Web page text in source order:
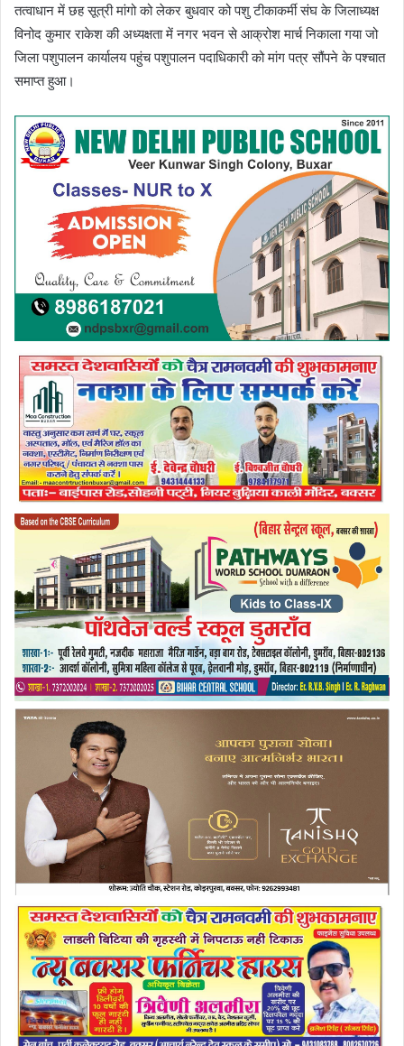
तत्वाधान में छह सूत्री मांगो को लेकर बुधवार को पशु टीकाकर्मी संघ के जिलाध्यक्ष
विनोद कुमार राकेश की अध्यक्षता में नगर भवन से आक्रोश मार्च निकाला गया जो
जिला पशुपालन कार्यालय पहुंच पशुपालन पदाधिकारी को मांग पत्र सौंपने के पश्चात
समाप्त हुआ।